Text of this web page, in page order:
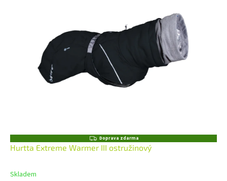
Z
A
Doprava zdarma
Hurtta Extreme Warmer III ostružinový
Skladem